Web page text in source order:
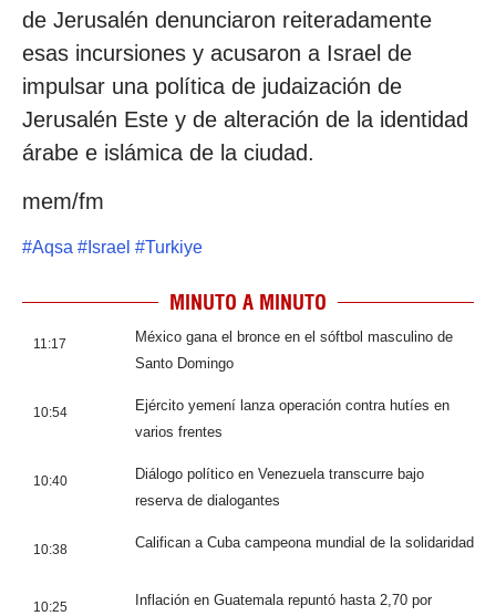
de Jerusalén denunciaron reiteradamente
esas incursiones y acusaron a Israel de
impulsar una política de judaización de
Jerusalén Este y de alteración de la identidad
árabe e islámica de la ciudad.
mem/fm
#Aqsa # Israel #Turkiye
MINUTO A MINUTO
11:17
México gana el bronce en el sóftbol masculino de
Santo Domingo
10:54
Ejército yemení lanza operación contra hutíes en
varios frentes
10:40
Diálogo político en Venezuela transcurre bajo
reserva de dialogantes
10:38 Califican a Cuba campeona mundial de la solidaridad
10:25
Inflación en Guatemala repuntó hasta 2,70 por